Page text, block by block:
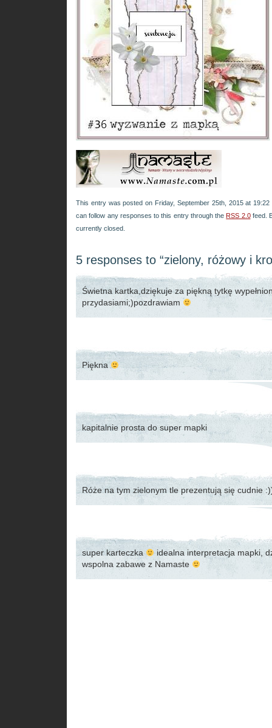
This entry was posted on Friday, September 25th, 2015 at
can follow any responses to this entry through the RSS 2.0feed.
currently closed.
5 responses to “zielony, różowy i
Świetna kartka,dziękuje za piękną tytkę
przydasiami;)pozdrawiam
Piękna
kapitalnie prosta do super mapki
Róże na tym zielonym tle prezentują się cudnie
super karteczka
idealna interpretacja mapki,
wspolna zabawe z Namaste